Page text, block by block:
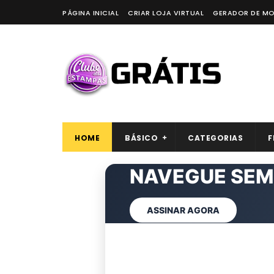
PÁGINA INICIAL CRIAR LOJA VIRTUAL GERADOR DE
HOME BÁSICO CATEGORIAS
QUERO REMOVER AGORA
ASSINAR CLUBE
NAVEGUE
ASSINAR AGORA
ARTES
VER AGORA